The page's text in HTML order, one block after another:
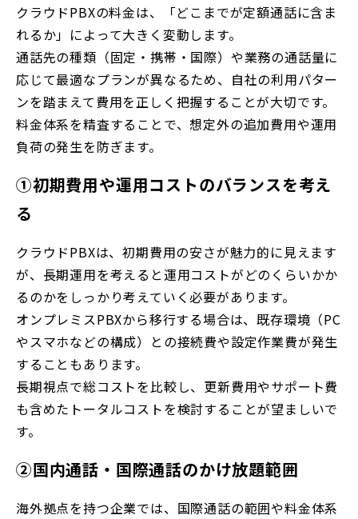
クラウドPBXの料金は、「どこまでが定額通話に含ま
れるか」によって大きく変動します。
通話先の種類（固定・携帯・国際）や業務の通話量に
応じて最適なプランが異なるため、自社の利用パター
ンを踏まえて費用を正しく把握することが大切です。
料金体系を精査することで、想定外の追加費用や運用
負荷の発生を防ぎます。
①初期費用や運用コストのバランスを考え
る
クラウドPBXは、初期費用の安さが魅力的に見えます
が、長期運用を考えると運用コストがどのくらいかか
るのかをしっかり考えていく必要があります。
オンプレミスPBXから移行する場合は、既存環境（PC
やスマホなどの構成）との接続費や設定作業費が発生
することもあります。
長期視点で総コストを比較し、更新費用やサポート費
も含めたトータルコストを検討することが望ましいで
す。
②国内通話・国際通話のかけ放題範囲
海外拠点を持つ企業では、国際通話の範囲や料金体系